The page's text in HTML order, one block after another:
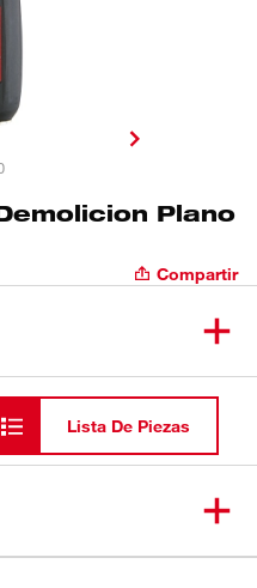
Plano
Compartir
Lista De Piezas